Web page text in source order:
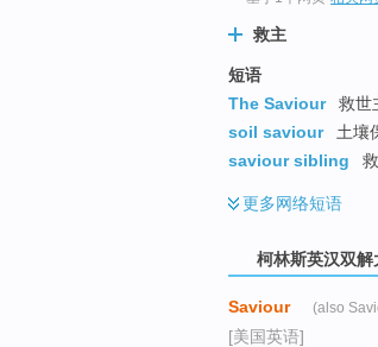
救主
短语
The Saviour
救世
soil saviour
土壤
saviour sibling
更多网络短语
柯林斯英汉双解
Saviour (also
[美国英语]